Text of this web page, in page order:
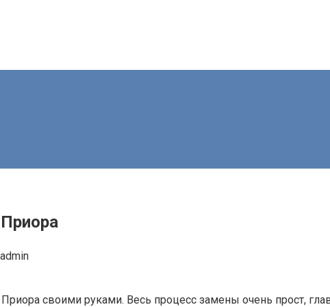
admin
своими руками. Весь процесс замены очень прост,